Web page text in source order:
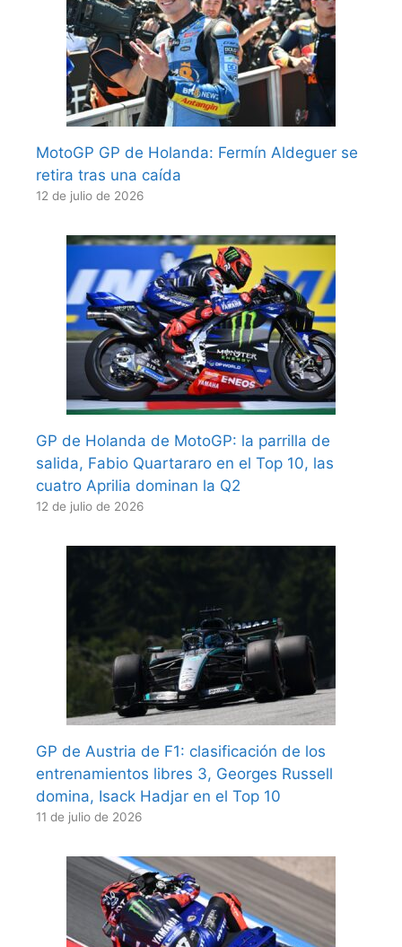
MotoGP GP de Holanda: Fermín Aldeguer se
retira tras una caída
12 de julio de 2026
GP de Holanda de MotoGP: la parrilla de
salida, Fabio Quartararo en el Top 10, las
cuatro Aprilia dominan la Q2
12 de julio de 2026
GP de Austria de F1: clasificación de los
entrenamientos libres 3, Georges Russell
domina, Isack Hadjar en el Top 10
11 de julio de 2026